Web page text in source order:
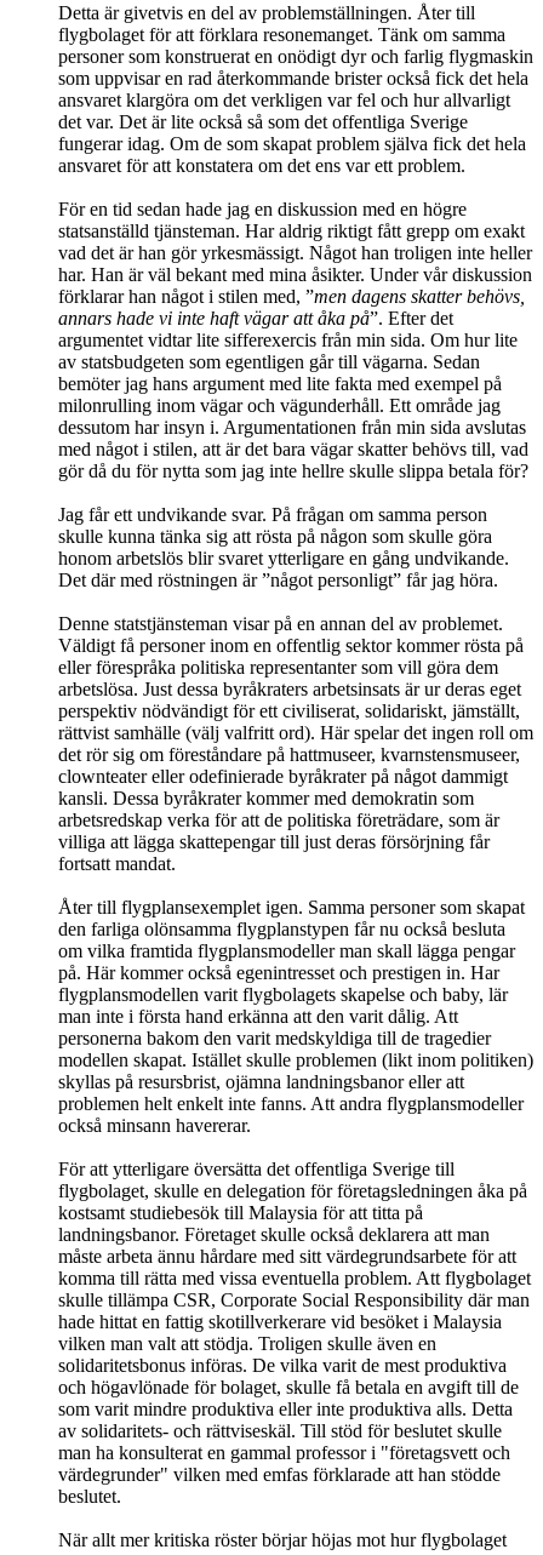
Detta är givetvis en del av problemställningen. Åter till
flygbolaget för att förklara resonemanget. Tänk om samma
personer som konstruerat en onödigt dyr och farlig flygmaskin
som uppvisar en rad återkommande brister också fick det hela
ansvaret klargöra om det verkligen var fel och hur allvarligt
det var. Det är lite också så som det offentliga Sverige
fungerar idag. Om de som skapat problem själva fick det hela
ansvaret för att konstatera om det ens var ett problem.
För en tid sedan hade jag en diskussion med en högre
statsanställd tjänsteman. Har aldrig riktigt fått grepp om exakt
vad det är han gör yrkesmässigt. Något han troligen inte heller
har. Han är väl bekant med mina åsikter. Under vår diskussion
förklarar han något i stilen med, ”men dagens skatter behövs,
annars hade vi inte haft vägar att åka på”. Efter det
argumentet vidtar lite sifferexercis från min sida. Om hur lite
av statsbudgeten som egentligen går till vägarna. Sedan
bemöter jag hans argument med lite fakta med exempel på
milonrulling inom vägar och vägunderhåll. Ett område jag
dessutom har insyn i. Argumentationen från min sida avslutas
med något i stilen, att är det bara vägar skatter behövs till, vad
gör då du för nytta som jag inte hellre skulle slippa betala för?
Jag får ett undvikande svar. På frågan om samma person
skulle kunna tänka sig att rösta på någon som skulle göra
honom arbetslös blir svaret ytterligare en gång undvikande.
Det där med röstningen är ”något personligt” får jag höra.
Denne statstjänsteman visar på en annan del av problemet.
Väldigt få personer inom en offentlig sektor kommer rösta på
eller förespråka politiska representanter som vill göra dem
arbetslösa. Just dessa byråkraters arbetsinsats är ur deras eget
perspektiv nödvändigt för ett civiliserat, solidariskt, jämställt,
rättvist samhälle (välj valfritt ord). Här spelar det ingen roll om
det rör sig om föreståndare på hattmuseer, kvarnstensmuseer,
clownteater eller odefinierade byråkrater på något dammigt
kansli. Dessa byråkrater kommer med demokratin som
arbetsredskap verka för att de politiska företrädare, som är
villiga att lägga skattepengar till just deras försörjning får
fortsatt mandat.
Åter till flygplansexemplet igen. Samma personer som skapat
den farliga olönsamma flygplanstypen får nu också besluta
om vilka framtida flygplansmodeller man skall lägga pengar
på. Här kommer också egenintresset och prestigen in. Har
flygplansmodellen varit flygbolagets skapelse och baby, lär
man inte i första hand erkänna att den varit dålig. Att
personerna bakom den varit medskyldiga till de tragedier
modellen skapat. Istället skulle problemen (likt inom politiken)
skyllas på resursbrist, ojämna landningsbanor eller att
problemen helt enkelt inte fanns. Att andra flygplansmodeller
också minsann havererar.
För att ytterligare översätta det offentliga Sverige till
flygbolaget, skulle en delegation för företagsledningen åka på
kostsamt studiebesök till Malaysia för att titta på
landningsbanor. Företaget skulle också deklarera att man
måste arbeta ännu hårdare med sitt värdegrundsarbete för att
komma till rätta med vissa eventuella problem. Att flygbolaget
skulle tillämpa CSR, Corporate Social Responsibility där man
hade hittat en fattig skotillverkerare vid besöket i Malaysia
vilken man valt att stödja. Troligen skulle även en
solidaritetsbonus införas. De vilka varit de mest produktiva
och högavlönade för bolaget, skulle få betala en avgift till de
som varit mindre produktiva eller inte produktiva alls. Detta
av solidaritets- och rättviseskäl. Till stöd för beslutet skulle
man ha konsulterat en gammal professor i "företagsvett och
värdegrunder" vilken med emfas förklarade att han stödde
beslutet.
När allt mer kritiska röster börjar höjas mot hur flygbolaget